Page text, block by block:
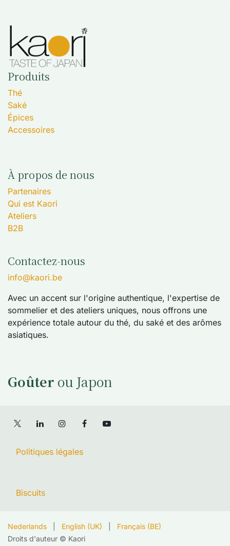
Produits
Thé
Saké
Épices
Accessoires
À propos de nous
Partenaires
Qui est Kaori
Ateliers
B2B
Contactez-nous
info@kaori.be
Avec un accent sur l'origine authentique, l'expertise de
sommelier et des ateliers uniques, nous offrons une
expérience totale autour du thé, du saké et des arômes
asiatiques.
Goûter ou Japon
Politiques légales
Biscuits
Droits d'auteur © Kaori
Nederlands English (UK) Français (BE)